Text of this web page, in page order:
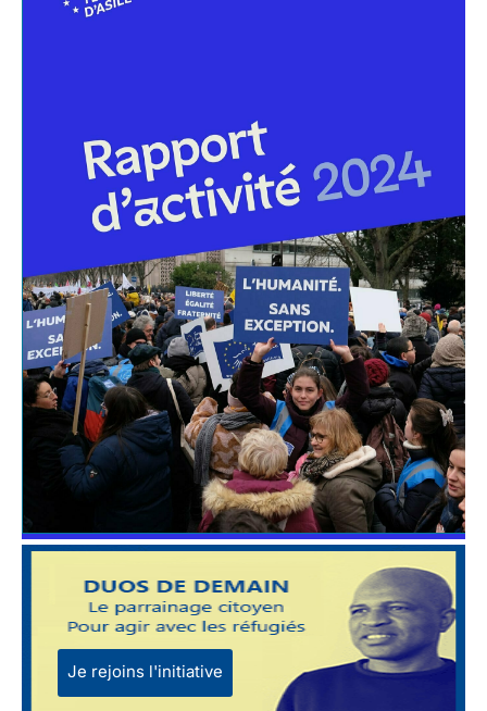
Je rejoins l'initiative